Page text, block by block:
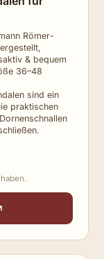
I Zeitlose
Römer-
& bequem
36–48
sind ein
praktischen